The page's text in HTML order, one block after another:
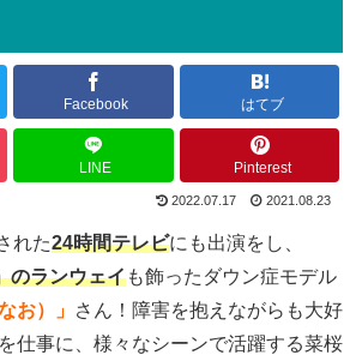
Facebook はてブ
LINE Pinterest
2022.07.17 2021.08.23
れた24時間テレビにも出演をし、
のランウェイも飾ったダウン症モデル
お）」 さん！障害を抱えながらも大好
仕事に、様々なシーンで活躍する菜桜